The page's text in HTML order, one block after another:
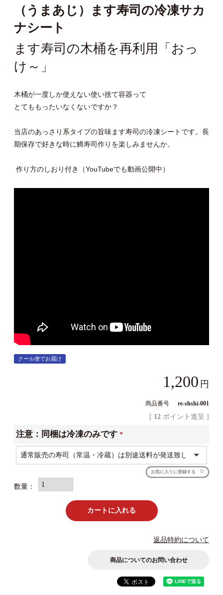
（うまあじ）ます寿司の冷凍サカ
ナシート
ます寿司の木桶を再利用「おっ
け～」
木桶が一度しか使えない使い捨て容器って
とてももったいなくないですか？
当店のあっさり系タイプの旨味ます寿司の冷凍シートです。長
期保存で好きな時に鱒寿司作りを楽しみませんか。
作り方のしおり付き（YouTubeでも動画公開中）
クール便でお届け
1,200
商品番号 re-shshi-001
[ 12 ポイント進呈 ]
注意：同梱は冷凍のみです
(必
須)
お気に入りに登録する
カートに入れる
返品特約について
商品についてのお問い合わせ